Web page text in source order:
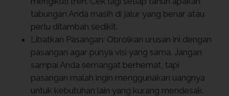
tabungan Anda masih di jalur yang benar atau
perlu ditambah sedikit.
Libatkan Pasangan: Obrolkan urusan ini dengan
pasangan agar punya visi yang sama. Jangan
sampai Anda semangat berhemat, tapi
pasangan malah ingin menggunakan uangnya
untuk kebutuhan lain yang kurang mendesak.